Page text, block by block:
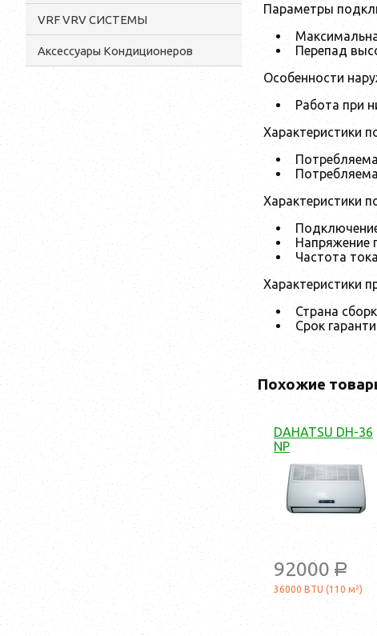
VRF VRV СИСТЕМЫ
Аксессуары Кондиционеров
Параметры
Перепад
Особенности
Работа при
Характеристики
Характеристики
Напряжение
Частота тока
Характеристики
Страна
Срок
Похожие
DAHATSU DH-36
NP
92000 a
36000 BTU (110 м²)